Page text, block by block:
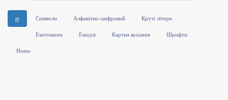
ஜ Символи Алфавітно-цифровий Круті літери
Емотикони Емодзі Картки кохання Шрифти
Home